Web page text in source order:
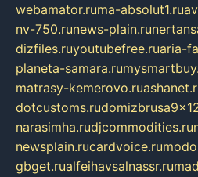
webamator.ruma-absolut1.ru
nv-750.runews-plain.ru
dizfiles.ruyoutubefree.ruaria-
planeta-samara.ru
matrasy-kemerovo.ru
dotcustoms.ru
narasimha.rudjcommodities.ru
newsplain.rucardvoice.ru
gbget.rualfeihavsalnassr.ru